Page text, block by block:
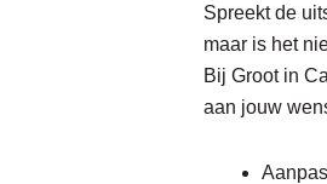
Spreekt de
maar is het
Bij Groot in
aan jouw